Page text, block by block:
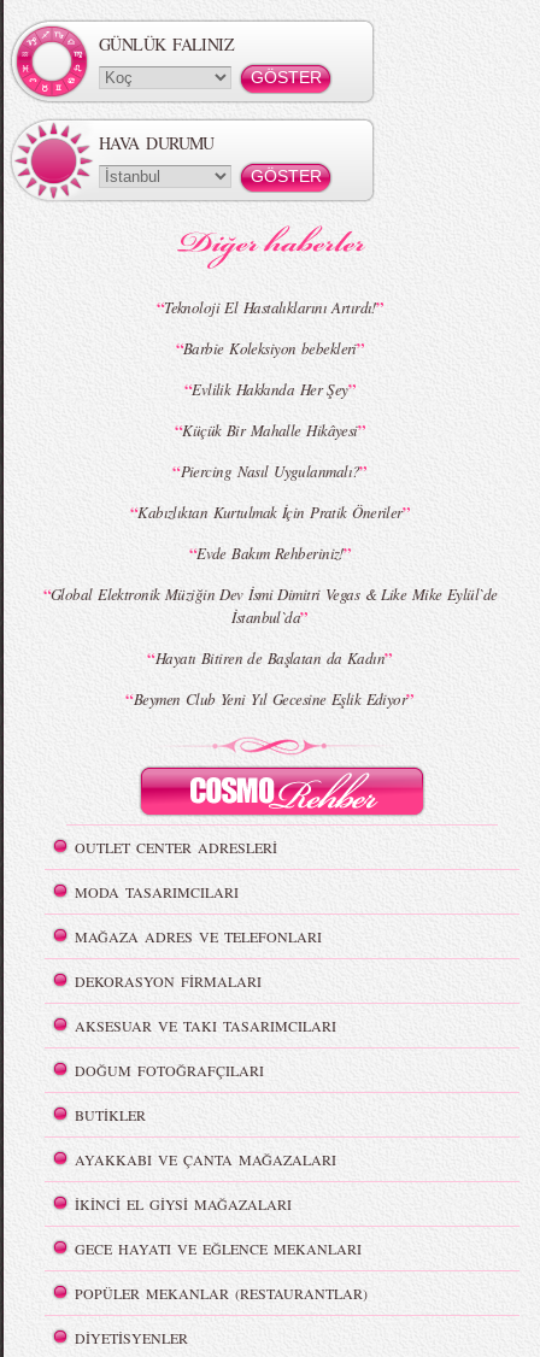
MBFWI - Gülçin Çengel 2015 Yaz
MBFWI - Zeynep Erdoğan 2015 Yaz
MBFWI - Giray Sepin 2015 Yaz Koleksiyonu MBFWI - Burçe Bekrek 2015 Yaz Koleksiyonu
GÜNLÜK FALINIZ
HAVA DURUMU
“Teknoloji El Hastalıklarını Artırdı!”
“Barbie Koleksiyon bebekleri”
“Evlilik Hakkında Her Şey”
“Küçük Bir Mahalle Hikâyesi”
“Piercing Nasıl Uygulanmalı?”
“Kabızlıktan Kurtulmak İçin Pratik Öneriler”
“Evde Bakım Rehberiniz!”
“Global Elektronik Müziğin Dev İsmi Dimitri Vegas & Like Mike Eylül`de
İstanbul`da”
“Hayatı Bitiren de Başlatan da Kadın”
“Beymen Club Yeni Yıl Gecesine Eşlik Ediyor”
OUTLET CENTER ADRESLERİ
MODA TASARIMCILARI
MAĞAZA ADRES VE TELEFONLARI
DEKORASYON FİRMALARI
AKSESUAR VE TAKI TASARIMCILARI
DOĞUM FOTOĞRAFÇILARI
BUTİKLER
AYAKKABI VE ÇANTA MAĞAZALARI
İKİNCİ EL GİYSİ MAĞAZALARI
GECE HAYATI VE EĞLENCE MEKANLARI
POPÜLER MEKANLAR (RESTAURANTLAR)
DİYETİSYENLER